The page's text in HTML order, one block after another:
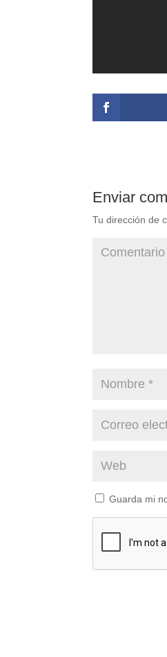
Enviar
Tu dirección de
Guarda mi